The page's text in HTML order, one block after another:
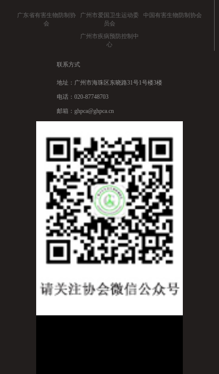
广东省有害生物防制协
会
广州市爱国卫生运动委
员会
中国有害生物防制协会
广州市疾病预防控制中
心
联系方式
地址：广州市海珠区东晓路31号1号楼3楼
电话：020-87748703
邮箱：ghpca@ghpca.cn